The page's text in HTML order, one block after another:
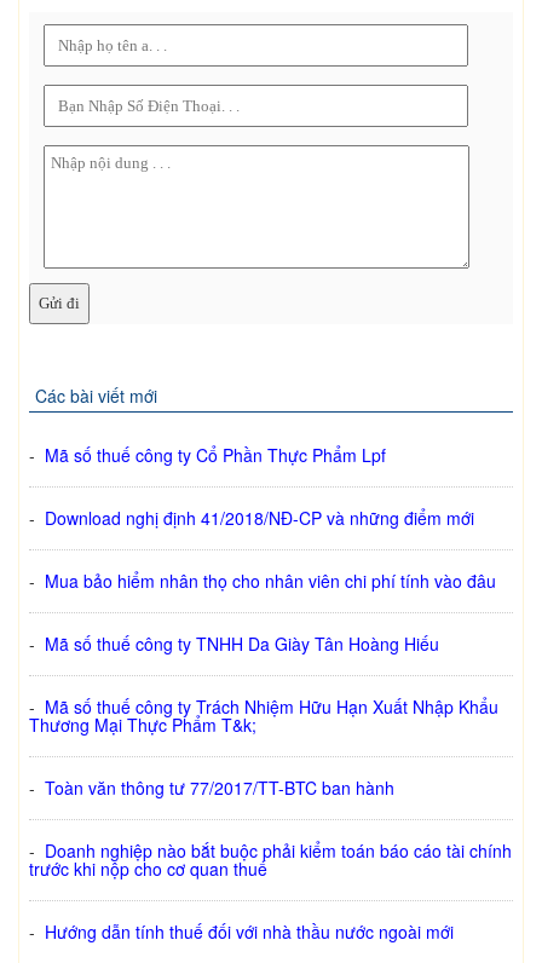
Các bài viết mới
- Mã số thuế công ty Cổ Phần Thực Phẩm Lpf
- Download nghị định 41/2018/NĐ-CP và những điểm mới
- Mua bảo hiểm nhân thọ cho nhân viên chi phí tính vào đâu
- Mã số thuế công ty TNHH Da Giày Tân Hoàng Hiếu
- Mã số thuế công ty Trách Nhiệm Hữu Hạn Xuất Nhập Khẩu
Thương Mại Thực Phẩm T&k;
- Toàn văn thông tư 77/2017/TT-BTC ban hành
- Doanh nghiệp nào bắt buộc phải kiểm toán báo cáo tài chính
trước khi nộp cho cơ quan thuế
- Hướng dẫn tính thuế đối với nhà thầu nước ngoài mới